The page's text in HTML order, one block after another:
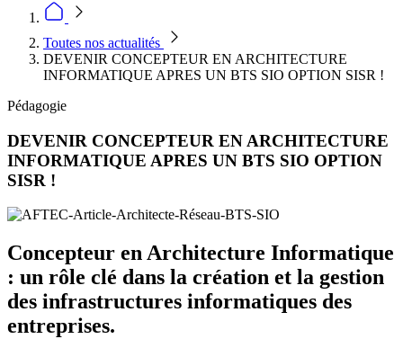
Toutes nos actualités
DEVENIR CONCEPTEUR EN ARCHITECTURE
INFORMATIQUE APRES UN BTS SIO OPTION SISR !
Pédagogie
DEVENIR CONCEPTEUR EN ARCHITECTURE
INFORMATIQUE APRES UN BTS SIO OPTION
SISR !
Concepteur en Architecture Informatique
: un rôle clé dans la création et la gestion
des infrastructures informatiques des
entreprises.